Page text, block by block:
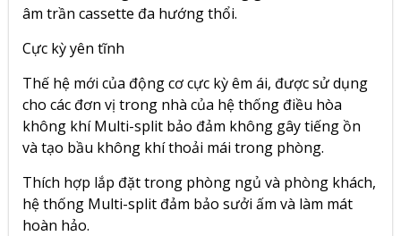
âm trần cassette đa hướng thổi.
Cực kỳ yên tĩnh
Thế hệ mới của động cơ cực kỳ êm ái, được sử dụng
cho các đơn vị trong nhà của hệ thống điều hòa
không khí Multi-split bảo đảm không gây tiếng ồn
và tạo bầu không khí thoải mái trong phòng.
Thích hợp lắp đặt trong phòng ngủ và phòng khách,
hệ thống Multi-split đảm bảo sưởi ấm và làm mát
hoàn hảo.